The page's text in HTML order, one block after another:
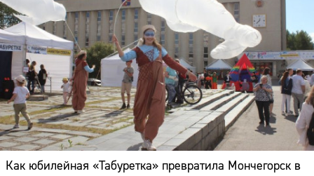
Как юбилейная «Табуретка» превратила Мончегорск в